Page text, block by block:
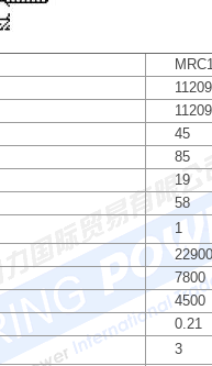
45
85
19
58
1
22900
7800
4500
0.21
3